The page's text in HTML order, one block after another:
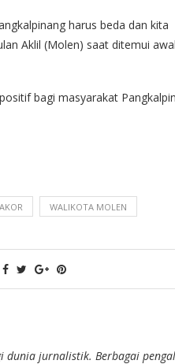
harus beda dan
Aklil (Molen) saat ditemui
bagi masyarakat
WALIKOTA MOLEN
dunia jurnalistik. Berbagai